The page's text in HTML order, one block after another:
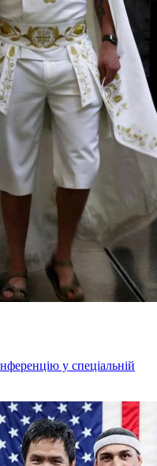
у спеціальній